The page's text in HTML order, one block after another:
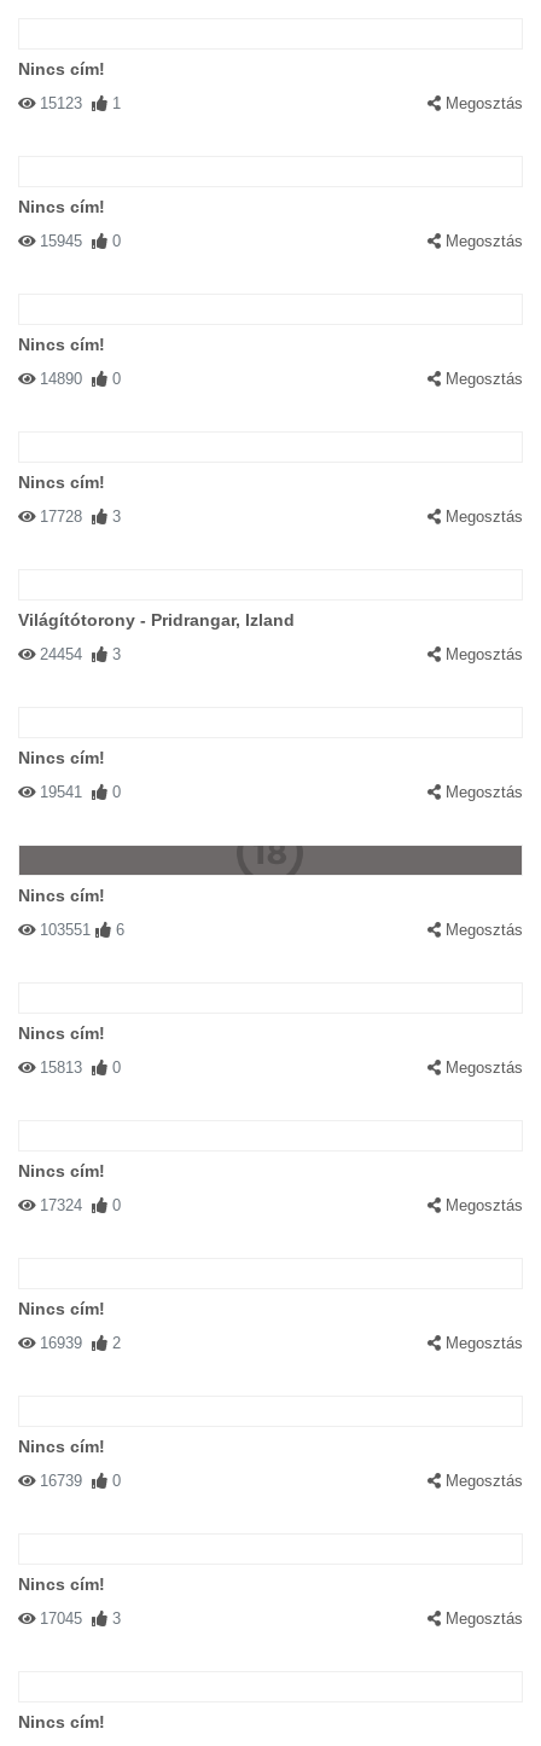
Nincs cím!
15123 1 Megosztás
Nincs cím!
15945 0 Megosztás
Nincs cím!
14890 0 Megosztás
Nincs cím!
17728 3 Megosztás
Világítótorony - Pridrangar, Izland
24454 3 Megosztás
Nincs cím!
19541 0 Megosztás
Nincs cím!
103551 6 Megosztás
Nincs cím!
15813 0 Megosztás
Nincs cím!
17324 0 Megosztás
Nincs cím!
16939 2 Megosztás
Nincs cím!
16739 0 Megosztás
Nincs cím!
17045 3 Megosztás
Nincs cím!